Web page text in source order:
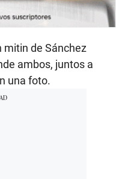
mitin de Sánchez
ambos, juntos a
una foto.